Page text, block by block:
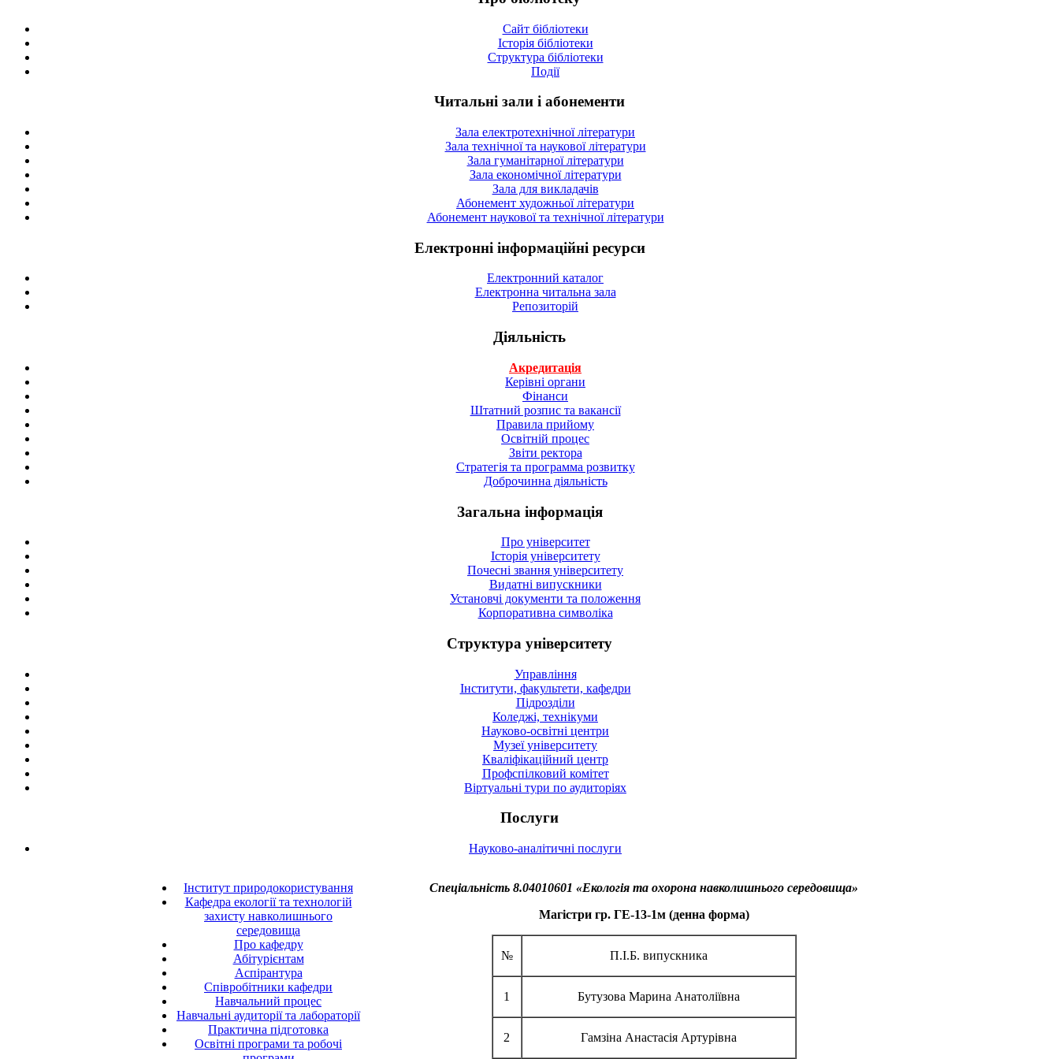
Сайт бібліотеки
Історія бібліотеки
Структура бібліотеки
Події
Читальні зали і абонементи
Зала електротехнічної літератури
Зала технічної та наукової літератури
Зала гуманітарної літератури
Зала економічної літератури
Зала для викладачів
Абонемент художньої літератури
Абонемент наукової та технічної літератури
Електронні інформаційні ресурси
Електронний каталог
Електронна читальна зала
Репозиторій
Діяльність
Акредитація
Керівні органи
Фінанси
Штатний розпис та вакансії
Правила прийому
Освітній процес
Звіти ректора
Стратегія та программа розвитку
Доброчинна діяльність
Загальна інформація
Про університет
Історія університету
Почесні звання університету
Видатні випускники
Установчі документи та положення
Корпоративна символiка
Структура університету
Управління
Інститути, факультети, кафедри
Підрозділи
Коледжі, технікуми
Науково-освітні центри
Музеї університету
Кваліфікаційний центр
Профспілковий комітет
Віртуальні тури по аудиторіях
Послуги
Науково-аналітичні послуги
Інститут природокористування
Кафедра екології та технологій
захисту навколишнього
середовища
Про кафедру
Абітурієнтам
Аспірантура
Співробітники кафедри
Навчальний процес
Навчальні аудиторії та лабораторії
Практична підготовка
Освітні програми та робочі
Спеціальність 8.04010601 «Екологія та охорона навколишнього середовища»
Магістри гр. ГЕ-13-1м (денна форма)
№ П.І.Б. випускника
1 Бутузова Марина Анатоліївна
2 Гамзіна Анастасія Артурівна